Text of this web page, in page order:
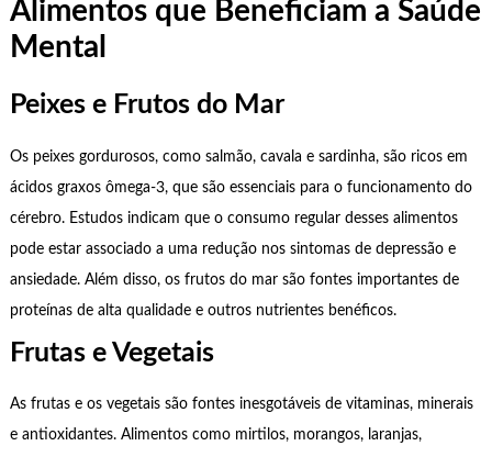
Alimentos que Beneficiam a Saúde
Mental
Peixes e Frutos do Mar
Os peixes gordurosos, como salmão, cavala e sardinha, são ricos em
ácidos graxos ômega-3, que são essenciais para o funcionamento do
cérebro. Estudos indicam que o consumo regular desses alimentos
pode estar associado a uma redução nos sintomas de depressão e
ansiedade. Além disso, os frutos do mar são fontes importantes de
proteínas de alta qualidade e outros nutrientes benéficos.
Frutas e Vegetais
As frutas e os vegetais são fontes inesgotáveis de vitaminas, minerais
e antioxidantes. Alimentos como mirtilos, morangos, laranjas,